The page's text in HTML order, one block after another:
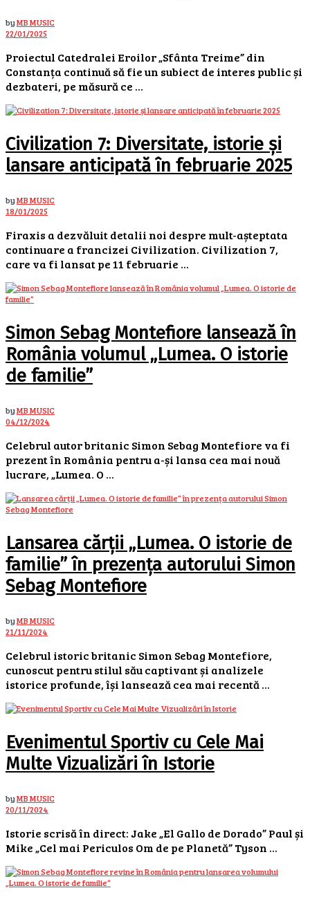
byMB MUSIC
22/01/2025
Proiectul Catedralei Eroilor „Sfânta Treime” din
Constanța continuă să fie un subiect de interes public și
dezbateri, pe măsură ce ...
Civilization 7: Diversitate, istorie și
lansare anticipată în februarie 2025
byMB MUSIC
18/01/2025
Firaxis a dezvăluit detalii noi despre mult-așteptata
continuare a francizei Civilization. Civilization 7,
care va fi lansat pe 11 februarie ...
Simon Sebag Montefiore lansează în
România volumul „Lumea. O istorie
de familie”
byMB MUSIC
04/12/2024
Celebrul autor britanic Simon Sebag Montefiore va fi
prezent în România pentru a-și lansa cea mai nouă
lucrare, „Lumea. O ...
Lansarea cărții „Lumea. O istorie de
familie” în prezența autorului Simon
Sebag Montefiore
byMB MUSIC
21/11/2024
Celebrul istoric britanic Simon Sebag Montefiore,
cunoscut pentru stilul său captivant și analizele
istorice profunde, își lansează cea mai recentă ...
Evenimentul Sportiv cu Cele Mai
Multe Vizualizări în Istorie
byMB MUSIC
20/11/2024
Istorie scrisă în direct: Jake „El Gallo de Dorado” Paul și
Mike „Cel mai Periculos Om de pe Planetă” Tyson ...